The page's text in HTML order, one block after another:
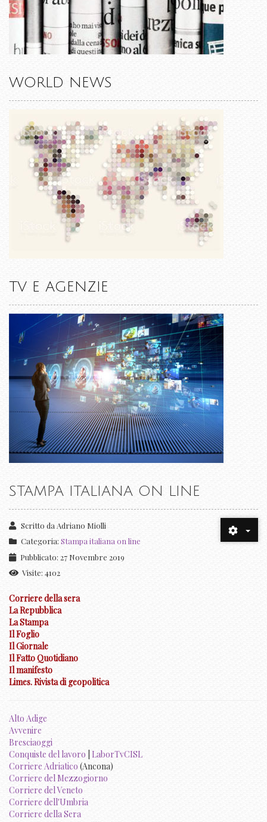
WORLD NEWS
TV E AGENZIE
STAMPA ITALIANA ON LINE
Scritto da Adriano Miolli
Categoria: Stampa italiana on line
Pubblicato: 27 Novembre 2019
Visite: 4102
Corriere della sera
La Repubblica
La Stampa
Il Foglio
Il Giornale
Il Fatto Quotidiano
Il manifesto
Limes. Rivista di geopolitica
Alto Adige
Avvenire
Bresciaoggi
Conquiste del lavoro LaborTvCISL
Corriere Adriatico (Ancona)
Corriere del Mezzogiorno
Corriere del Veneto
Corriere dell'Umbria
Corriere della Sera